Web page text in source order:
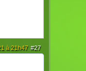
#27
à 21h47